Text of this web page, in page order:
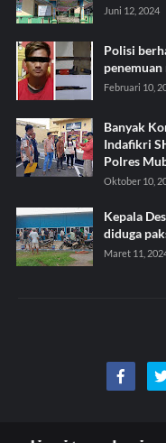
Juni 12, 2024
Polisi
Februari 10,
Banyak
Indafikri
Polres
Oktober 10,
Kepala
diduga
Maret 11,